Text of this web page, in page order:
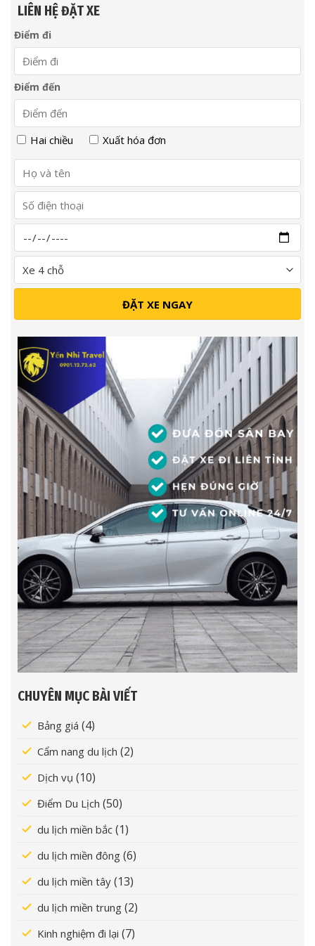
LIÊN HỆ ĐẶT XE
Điểm đi
Điểm đến
Hai chiều Xuất hóa đơn
CHUYÊN MỤC BÀI VIẾT
Bảng giá (4)
Cẩm nang du lịch (2)
Dịch vụ (10)
Điểm Du Lịch (50)
du lịch miền bắc (1)
du lịch miền đông (6)
du lịch miền tây (13)
du lịch miền trung (2)
Kinh nghiệm đi lại (7)